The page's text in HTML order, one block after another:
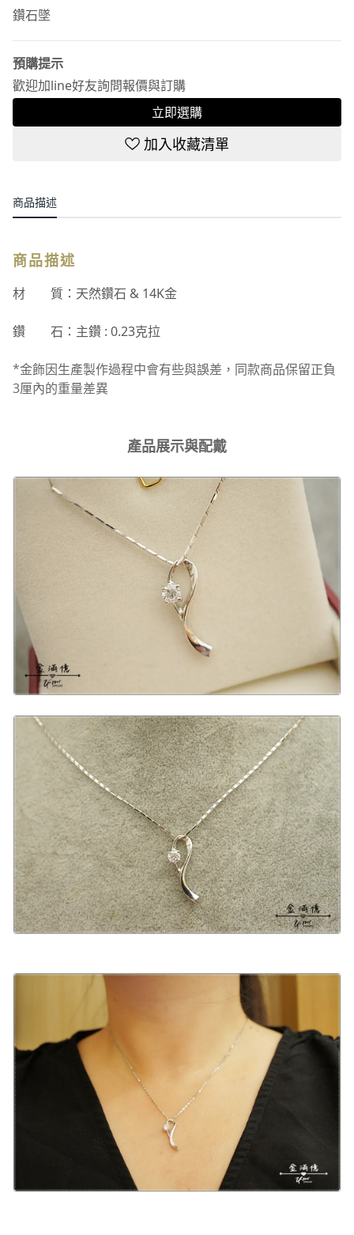
鑽石墜
預購提示
歡迎加line好友詢問報價與訂購
立即選購
加入收藏清單
商品描述
商品描述
材 質：天然鑽石 & 14K金
鑽 石：主鑽 : 0.23克拉
*金飾因生產製作過程中會有些與誤差，同款商品保留正負
3厘內的重量差異
產品展示與配戴